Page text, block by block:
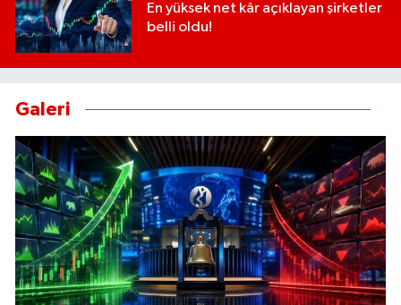
En yüksek net kâr açıklayan şirketler
belli oldu!
Galeri